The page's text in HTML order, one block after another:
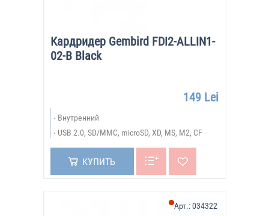
Кардридер Gembird FDI2-ALLIN1-
02-B Black
149 Lei
Внутренний
USB 2.0, SD/MMC, microSD, XD, MS, M2, CF
КУПИТЬ
Арт.:034322